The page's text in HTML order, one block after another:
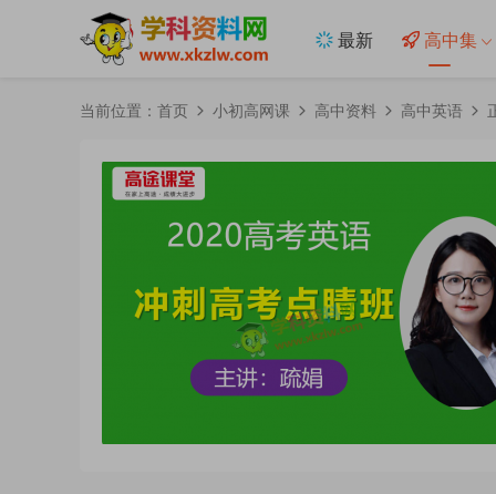
最新 高中集
当前位置： 首页 小初高网课 高中资料 高中英语